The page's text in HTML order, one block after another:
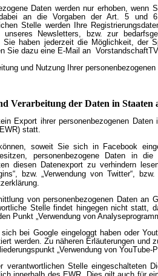
Daten werden nur erhoben,
an die Vorgaben der Art. 5 und 6
Stelle werden Ihre
unseres Newsletters, bzw. zur
Sie haben jederzeit die Möglichkeit, der
Sie dazu eine E-Mail an
und Nutzung Ihrer
Verarbeitung der Daten in Staaten
Export ihrer personenbezogenen
statt.
soweit Sie sich in Facebook
personenbezogene Daten in
diesen Datenexport zu verhindern
bzw. „Verwendung von Twitter“,
von personenbezogenen Daten an
Stelle findet hingegen nicht statt,
Punkt „Verwendung von
bei Google eingeloggt haben oder
werden. Zu näheren Erläuterungen
„Verwendung von YouTube-
verantwortlichen Stelle eingeschalteten